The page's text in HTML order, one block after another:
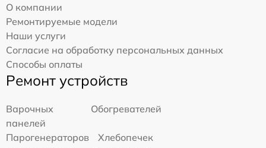
О компании
Ремонтируемые модели
Наши услуги
Согласие на обработку персональных данных
Способы оплаты
Ремонт устройств
Варочных
панелей
Обогревателей
Парогенераторов
Хлебопечек